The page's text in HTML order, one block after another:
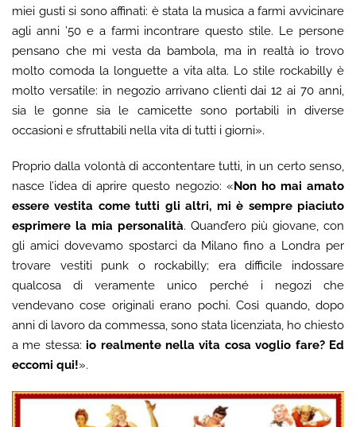
miei gusti si sono affinati: è stata la musica a farmi avvicinare
agli anni ’50 e a farmi incontrare questo stile. Le persone
pensano che mi vesta da bambola, ma in realtà io trovo
molto comoda la longuette a vita alta. Lo stile rockabilly è
molto versatile: in negozio arrivano clienti dai 12 ai 70 anni,
sia le gonne sia le camicette sono portabili in diverse
occasioni e sfruttabili nella vita di tutti i giorni».
Proprio dalla volontà di accontentare tutti, in un certo senso,
nasce l’idea di aprire questo negozio: « Non ho mai amato
essere vestita come tutti gli altri, mi è sempre piaciuto
esprimere la mia personalità. Quand’ero più giovane, con
gli amici dovevamo spostarci da Milano fino a Londra per
trovare vestiti punk o rockabilly; era difficile indossare
qualcosa di veramente unico perché i negozi che
vendevano cose originali erano pochi. Così quando, dopo
anni di lavoro da commessa, sono stata licenziata, ho chiesto
a me stessa: io realmente nella vita cosa voglio fare? Ed
eccomi qui!».